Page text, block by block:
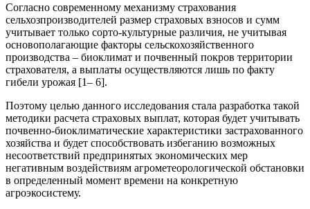
Согласно современному механизму страхования
сельхозпроизводителей размер страховых взносов и сумм
учитывает только сорто-культурные различия, не учитывая
основополагающие факторы сельскохозяйственного
производства – биоклимат и почвенный покров территории
страхователя, а выплаты осуществляются лишь по факту
гибели урожая [1– 6].
Поэтому целью данного исследования стала разработка такой
методики расчета страховых выплат, которая будет учитывать
почвенно-биоклиматические характеристики застрахованного
хозяйства и будет способствовать избеганию возможных
несоответствий предпринятых экономических мер
негативным воздействиям агрометеорологической обстановки
в определенный момент времени на конкретную
агроэкосистему.